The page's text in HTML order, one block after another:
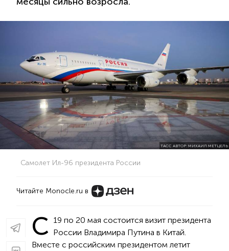
ТАСС АВТОР: МИХАИЛ МЕТЦЕЛЬ
Самолет Ил-96 президента России
Читайте Monocle.ru в
С 19 по 20 мая состоится визит президента
России Владимира Путина в Китай.
Вместе с российским президентом летит